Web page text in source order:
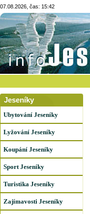
07.08.2026, čas: 15:42
Jeseníky
Ubytování Jeseníky
Lyžování Jeseníky
Koupání Jeseníky
Sport Jeseníky
Turistika Jeseníky
Zajímavosti Jeseníky